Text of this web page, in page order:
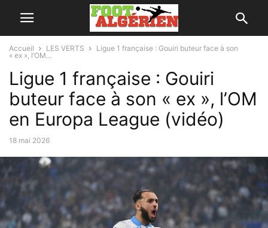
Accueil LES VERTS
Ligue 1 française : Gouiri buteur face à son
« ex », l’OM...
Ligue 1 française : Gouiri
buteur face à son « ex », l’OM
en Europa League (vidéo)
18 mai 2026